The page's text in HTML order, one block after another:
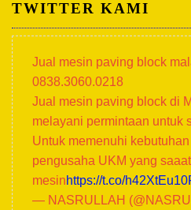
TWITTER KAMI
Jual mesin paving block
0838.3060.0218
Jual mesin paving block di
melayani permintaan untuk
Untuk memenuhi
pengusaha UKM yang
mesinhttps://t.co/
— NASRULLAH